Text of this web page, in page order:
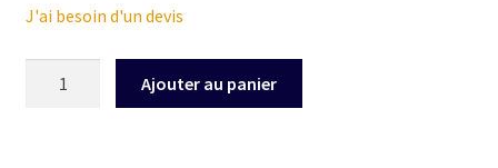
J'ai besoin d'un devis
Ajouter au panier